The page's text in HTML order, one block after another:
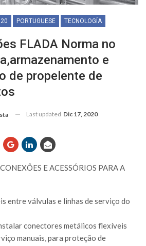
PORTUGUESE TECNOLOGÍA
FLADA Norma no
e
de propelente de
Last updated Dic 17, 2020
E ACESSÓRIOS PARA A
entre válvulas e linhas de serviço do
conectores metálicos flexíveis
manuais, para proteção de